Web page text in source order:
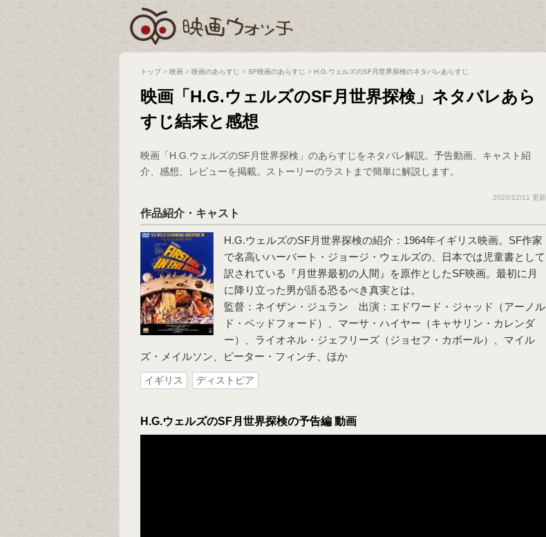
トップ> 映画 > 映画のあらすじ > SF映画のあらすじ > H.G.ウェルズのSF月世界探検のネタバレあらすじ
映画「H.G.ウェルズのSF月世界探検」ネタバレあら
すじ結末と感想
映画「H.G.ウェルズのSF月世界探検」のあらすじをネタバレ解説。予告動画、キャスト紹
介、感想、レビューを掲載。ストーリーのラストまで簡単に解説します。
2020/12/11 更新
作品紹介・キャスト
H.G.ウェルズのSF月世界探検の紹介：1964年イギリス映画。SF作家
で名高いハーバート・ジョージ・ウェルズの、日本では児童書として
訳されている『月世界最初の人間』を原作としたSF映画。最初に月
に降り立った男が語る恐るべき真実とは。
監督：ネイザン・ジュラン 出演：エドワード・ジャッド（アーノル
ド・ベッドフォード）、マーサ・ハイヤー（キャサリン・カレンダ
ー）、ライオネル・ジェフリーズ（ジョセフ・カボール）、マイル
ズ・メイルソン、ピーター・フィンチ、ほか
イギリス ディストピア
H.G.ウェルズのSF月世界探検の予告編 動画